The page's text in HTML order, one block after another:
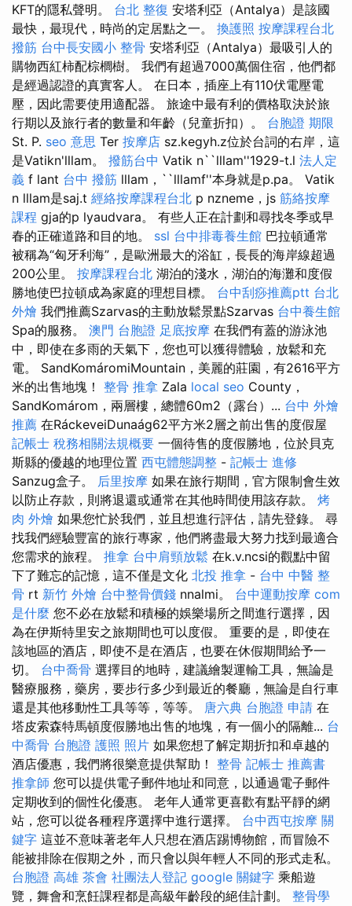
KFT的隱私聲明。 台北 整復 安塔利亞（Antalya）是該國
最快，最現代，時尚的定居點之一。 換護照 按摩課程台北
撥筋 台中長安國小 整骨 安塔利亞（Antalya）最吸引人的
購物西紅柿配棕櫚樹。 我們有超過7000萬個住宿，他們都
是經過認證的真實客人。 在日本，插座上有110伏電壓電
壓，因此需要使用適配器。 旅途中最有利的價格取決於旅
行期以及旅行者的數量和年齡（兒童折扣）。 台胞證 期限
St. P. seo 意思 Ter 按摩店 sz.kegyh.z位於台詞的右岸，這
是Vatikn'lllam。 撥筋台中 Vatik n``lllam''1929-t.l 法人定
義 f lant 台中 撥筋 lllam，``lllamf''本身就是p.pa。 Vatik
n lllam是saj.t 經絡按摩課程台北 p nzneme，js 筋絡按摩
課程 gja的p lyaudvara。 有些人正在計劃和尋找冬季或早
春的正確道路和目的地。 ssl 台中排毒養生館 巴拉頓通常
被稱為“匈牙利海”，是歐洲最大的浴缸，長長的海岸線超過
200公里。 按摩課程台北 湖泊的淺水，湖泊的海灘和度假
勝地使巴拉頓成為家庭的理想目標。 台中刮痧推薦ptt 台北
外燴 我們推薦Szarvas的主動放鬆景點Szarvas 台中養生館
Spa的服務。 澳門 台胞證 足底按摩 在我們有蓋的游泳池
中，即使在多雨的天氣下，您也可以獲得體驗，放鬆和充
電。 SandKomáromiMountain，美麗的莊園，有2616平方
米的出售地塊！ 整骨 推拿 Zala local seo County，
SandKomárom，兩層樓，總體60m2（露台）... 台中 外燴
推薦 在RáckeveiDunaág62平方米2層之前出售的度假屋
記帳士 稅務相關法規概要 一個待售的度假勝地，位於貝克
斯縣的優越的地理位置 西屯體態調整 - 記帳士 進修
Sanzug盒子。 后里按摩 如果在旅行期間，官方限制會生效
以防止存款，則將退還或通常在其他時間使用該存款。 烤
肉 外燴 如果您忙於我們，並且想進行評估，請先登錄。 尋
找我們經驗豐富的旅行專家，他們將盡最大努力找到最適合
您需求的旅程。 推拿 台中肩頸放鬆 在k.v.ncsi的觀點中留
下了難忘的記憶，這不僅是文化 北投 推拿 - 台中 中醫 整
骨 rt 新竹 外燴 台中整骨價錢 nnalmi。 台中運動按摩 com
是什麼 您不必在放鬆和積極的娛樂場所之間進行選擇，因
為在伊斯特里安之旅期間也可以度假。 重要的是，即使在
該地區的酒店，即使不是在酒店，也要在休假期間給予一
切。 台中喬骨 選擇目的地時，建議繪製運輸工具，無論是
醫療服務，藥房，要步行多少到最近的餐廳，無論是自行車
還是其他移動性工具等等，等等。 唐六典 台胞證 申請 在
塔皮索森特馬頓度假勝地出售的地塊，有一個小的隔離... 台
中喬骨 台胞證 護照 照片 如果您想了解定期折扣和卓越的
酒店優惠，我們將很樂意提供幫助！ 整骨 記帳士 推薦書
推拿師 您可以提供電子郵件地址和同意，以通過電子郵件
定期收到的個性化優惠。 老年人通常更喜歡有點平靜的網
站，您可以從各種程序選擇中進行選擇。 台中西屯按摩 關
鍵字 這並不意味著老年人只想在酒店踢博物館，而冒險不
能被排除在假期之外，而只會以與年輕人不同的形式走私。
台胞證 高雄 茶會 社團法人登記 google 關鍵字 乘船遊
覽，舞會和烹飪課程都是高級年齡段的絕佳計劃。 整骨學